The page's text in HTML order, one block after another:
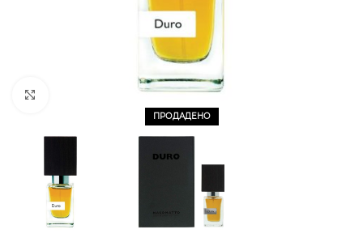
ПРОДАДЕНО
CLICK TO ENLARGE